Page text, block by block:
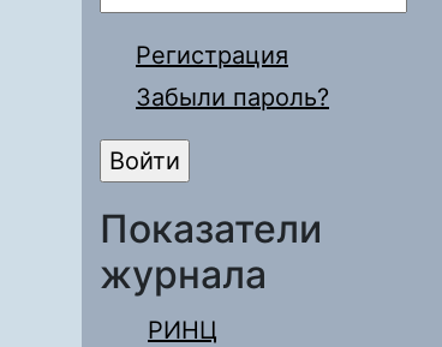
Регистрация
Забыли пароль?
Показатели
журнала
РИНЦ